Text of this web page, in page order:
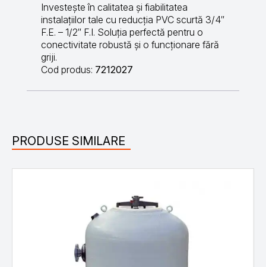
Investește în calitatea și fiabilitatea
instalațiilor tale cu reducția PVC scurtă 3/4″
F.E. – 1/2″ F.I. Soluția perfectă pentru o
conectivitate robustă și o funcționare fără
griji.
Cod produs: 7212027
PRODUSE SIMILARE